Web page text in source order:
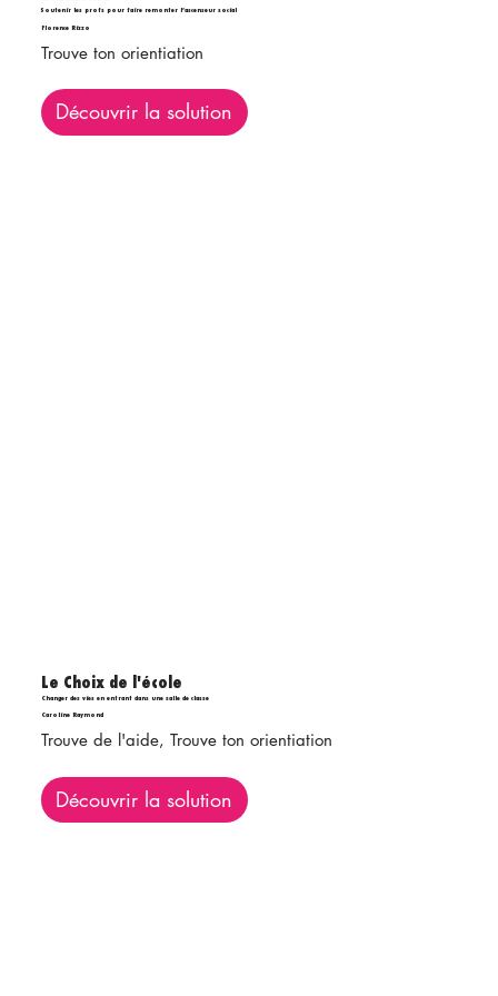
Soutenir les profs pour faire remonter l’ascenseur social
Florence Rizzo
Trouve ton orientiation
Découvrir la solution
Le Choix de l'école
Changer des vies en entrant dans une salle de classe
Caroline Raymond
Trouve de l'aide, Trouve ton orientiation
Découvrir la solution